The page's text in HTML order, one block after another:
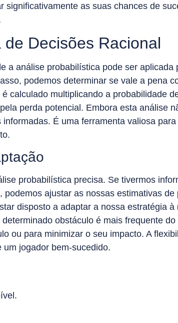
as suas chances de
Decisões Racional
a análise probabilística pode ser aplicada
podemos determinar se vale a pena
calculado multiplicando a probabilidade
perda potencial. Embora esta análise
É uma ferramenta valiosa
probabilística precisa. Se tivermos
ajustar as nossas estimativas de
disposto a adaptar a nossa estratégia à
obstáculo é mais frequente
ou para minimizar o seu impacto. A
jogador bem-sucedido.